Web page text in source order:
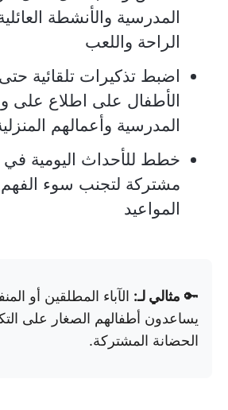
المدرسية والأنشطة
الراحة واللعب
اضبط تذكيرات تلقائية
الأطفال على اطلاع على
المدرسية وأعمالهم
خطط للأحداث اليومية
مشتركة لتجنب سوء
المواعيد
🔑 مثالي لـ: الآباء المطلقين أو
يساعدون أطفالهم الصغار على
الحضانة المشتركة.